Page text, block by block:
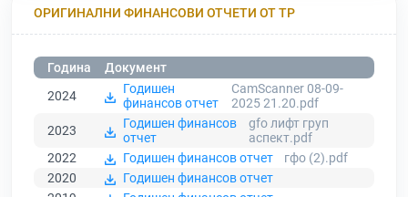
ОРИГИНАЛНИ ФИНАНСОВИ ОТЧЕТИ ОТ ТР
Година
Документ
2024
Годишен
финансов отчет
CamScanner 08-09-
2025 21.20.pdf
2023
Годишен финансов
отчет
gfo лифт груп
аспект.pdf
2022
Годишен финансов отчет
гфо (2).pdf
2020
Годишен финансов отчет